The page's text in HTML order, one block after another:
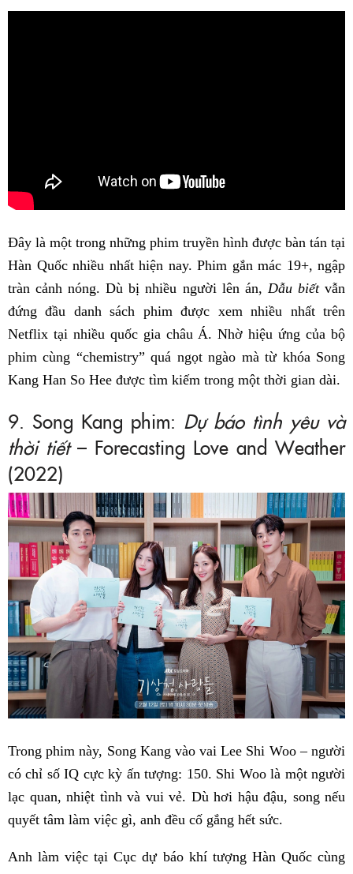
Đây là một trong những phim truyền hình được bàn tán tại
Hàn Quốc nhiều nhất hiện nay. Phim gắn mác 19+, ngập
tràn cảnh nóng. Dù bị nhiều người lên án, Dẫu biếtvẫn
đứng đầu danh sách phim được xem nhiều nhất trên
Netflix tại nhiều quốc gia châu Á. Nhờ hiệu ứng của bộ
phim cùng “chemistry” quá ngọt ngào mà từ khóa Song
Kang Han So Hee được tìm kiếm trong một thời gian dài.
9. Song Kang phim: Dự báo tình yêu và
thời tiết– Forecasting Love and Weather
(2022)
Trong phim này, Song Kang vào vai Lee Shi Woo – người
có chỉ số IQ cực kỳ ấn tượng: 150. Shi Woo là một người
lạc quan, nhiệt tình và vui vẻ. Dù hơi hậu đậu, song nếu
quyết tâm làm việc gì, anh đều cố gắng hết sức.
Anh làm việc tại Cục dự báo khí tượng Hàn Quốc cùng